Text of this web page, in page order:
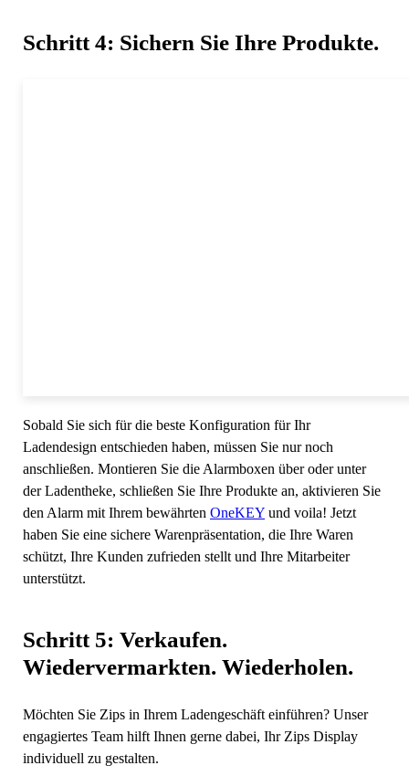
Schritt 4: Sichern Sie Ihre Produkte.
Sobald Sie sich für die beste Konfiguration für Ihr
Ladendesign entschieden haben, müssen Sie nur noch
anschließen. Montieren Sie die Alarmboxen über oder unter
der Ladentheke, schließen Sie Ihre Produkte an, aktivieren Sie
den Alarm mit Ihrem bewährten OneKEY und voila! Jetzt
haben Sie eine sichere Warenpräsentation, die Ihre Waren
schützt, Ihre Kunden zufrieden stellt und Ihre Mitarbeiter
unterstützt.
Schritt 5: Verkaufen.
Wiedervermarkten. Wiederholen.
Möchten Sie Zips in Ihrem Ladengeschäft einführen? Unser
engagiertes Team hilft Ihnen gerne dabei, Ihr Zips Display
individuell zu gestalten.